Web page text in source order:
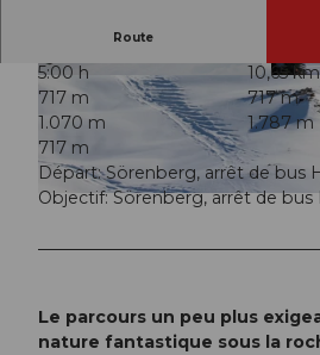
© Richard Portmann, UNESCO Biosphäre Entlebuch
© Richard Portmann, UNESCO Biosphäre Entle
buch
© Bruno
Route
5:00 h
10,65 km
717 m
717 m
1.070 m
1.787 m
717 m
Départ: Sörenberg, arrêt de bus
Objectif: Sörenberg, arrêt de bus
Le parcours un peu plus
nature fantastique sous la